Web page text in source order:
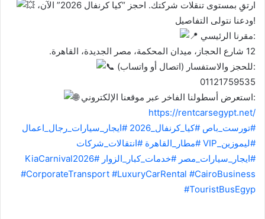
ودعنا نتولى التفاصيل!
مقرنا الرئيسي:
12 شارع الحجاز، ميدان المحكمة، مصر الجديدة، القاهرة.
للحجز والاستفسار (اتصال أو واتساب):
01121759535
استعرض أسطولنا الفاخر عبر موقعنا الإلكتروني:
https://rentcarsegypt.net/
#تورست_باص #كيا_كرنفال_2026
#ايجار_سيارات_رجال_اعمال
#ليموزين_VIP
#مطار_القاهرة #انتقالات_شركات
#ايجار_سيارات_مصر #خدمات_كبار_الزوار #KiaCarnival2026
#CorporateTransport #LuxuryCarRental #CairoBusiness
#TouristBusEgyp